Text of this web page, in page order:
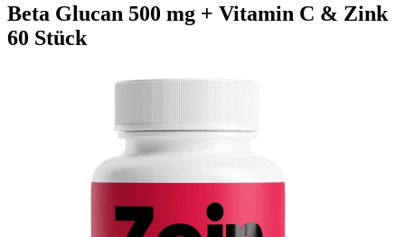
Beta Glucan 500 mg + Vitamin C & Zink
60 Stück